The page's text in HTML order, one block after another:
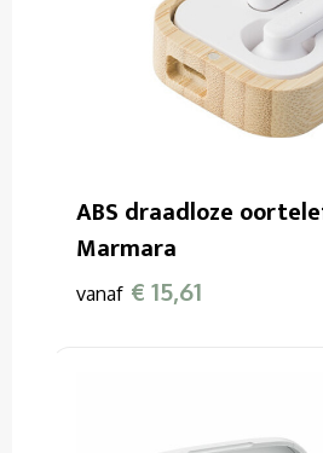
ABS draadloze
Marmara
vanaf € 15,61